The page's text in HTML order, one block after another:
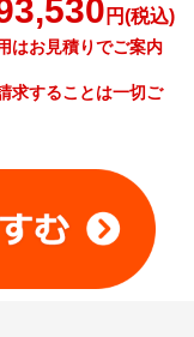
円(税込)
はお見積りでご案内
求することは一切ご